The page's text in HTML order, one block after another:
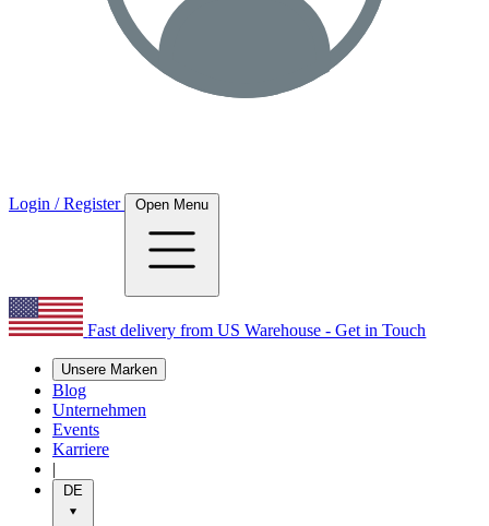
Login / Register Open Menu
Fast delivery from US Warehouse - Get in Touch
Unsere Marken
Blog
Unternehmen
Events
Karriere
|
DE